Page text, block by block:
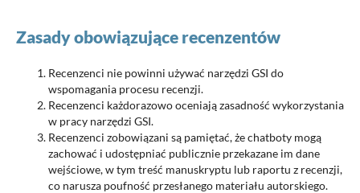
Zasady obowiązujące recenzentów
Recenzenci nie powinni używać narzędzi GSI do
wspomagania procesu recenzji.
Recenzenci każdorazowo oceniają zasadność wykorzystania
w pracy narzędzi GSI.
Recenzenci zobowiązani są pamiętać, że chatboty mogą
zachować i udostępniać publicznie przekazane im dane
wejściowe, w tym treść manuskryptu lub raportu z recenzji,
co narusza poufność przesłanego materiału autorskiego.